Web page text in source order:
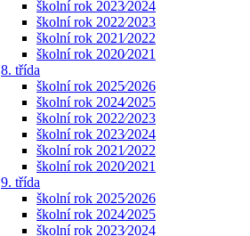
školní rok 2023⁄2024
školní rok 2022⁄2023
školní rok 2021⁄2022
školní rok 2020⁄2021
8. třída
školní rok 2025⁄2026
školní rok 2024⁄2025
školní rok 2022⁄2023
školní rok 2023⁄2024
školní rok 2021⁄2022
školní rok 2020⁄2021
9. třída
školní rok 2025⁄2026
školní rok 2024⁄2025
školní rok 2023⁄2024